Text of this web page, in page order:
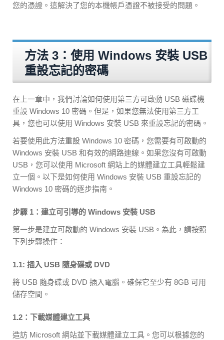
您的憑證。這解決了您的本機帳戶憑證不被接受的問題。
方法 3：使用 Windows 安裝 USB
重設忘記的密碼
在上一章中，我們討論如何使用第三方可啟動 USB 磁碟機
重設 Windows 10 密碼。但是，如果您無法使用第三方工
具，您也可以使用 Windows 安裝 USB 來重設忘記的密碼。
若要使用此方法重設 Windows 10 密碼，您需要有可啟動的
Windows 安裝 USB 和有效的網路連線。如果您沒有可啟動
USB，您可以使用 Microsoft 網站上的媒體建立工具輕鬆建
立一個。以下是如何使用 Windows 安裝 USB 重設忘記的
Windows 10 密碼的逐步指南。
步驟 1：建立可引導的 Windows 安裝 USB
第一步是建立可啟動的 Windows 安裝 USB。為此，請按照
下列步驟操作：
1.1: 插入 USB 隨身碟或 DVD
將 USB 隨身碟或 DVD 插入電腦。確保它至少有 8GB 可用
儲存空間。
1.2：下載媒體建立工具
造訪 Microsoft 網站並下載媒體建立工具。您可以根據您的